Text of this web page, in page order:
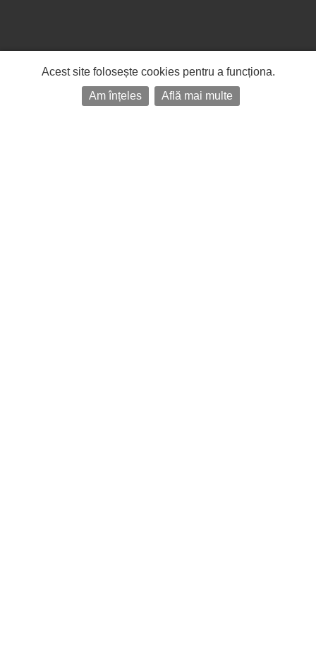
Acest site folosește cookies pentru a funcționa.
Am înțeles
Află mai multe